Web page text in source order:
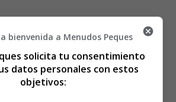
de las cenizas
bienvenida a Menudos Peques
solicita tu consentimiento
datos personales con estos
objetivos: